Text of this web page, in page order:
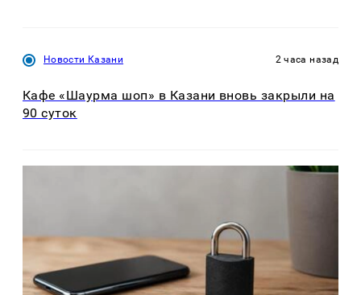
Новости Казани 2 часа назад
Кафе «Шаурма шоп» в Казани вновь закрыли на
90 суток